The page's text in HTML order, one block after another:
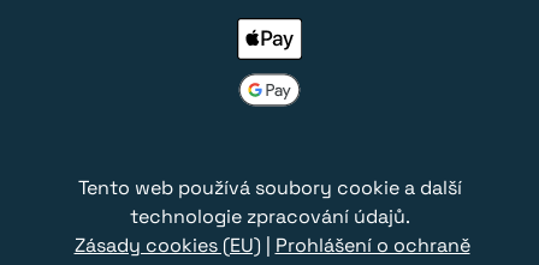
Tento web používá soubory cookie a další
technologie zpracování údajů.
Zásady cookies (EU)
Prohlášení o ochraně